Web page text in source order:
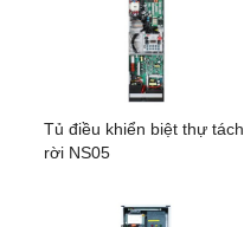
Tủ điều khiển biệt thự tách
rời NS05